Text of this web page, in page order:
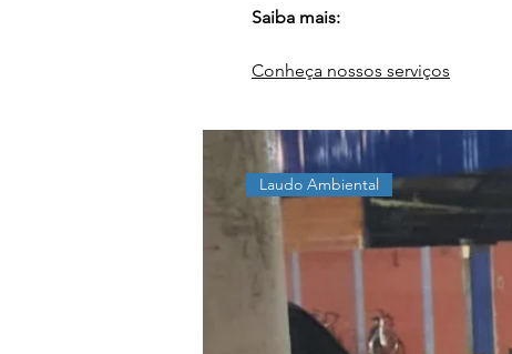
Saiba mais:
Conheça nossos serviços
Laudo Ambiental